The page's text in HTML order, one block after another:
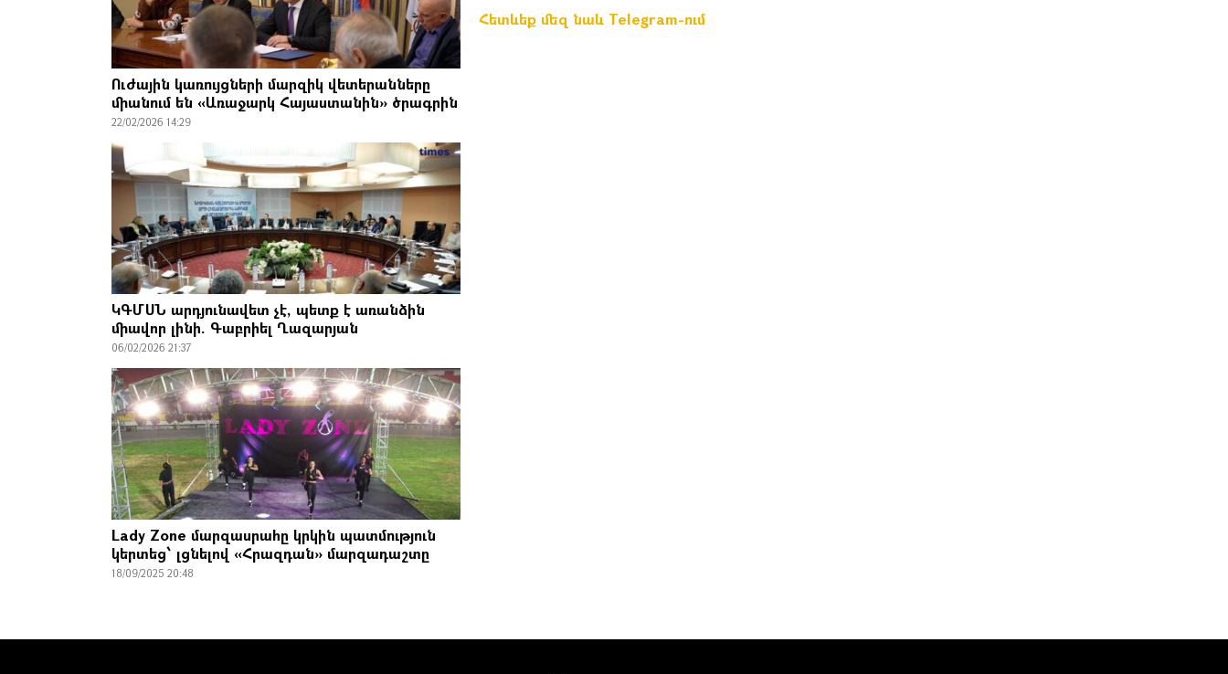
Ուժային կառույցների մարզիկ վետերանները
միանում են «Առաջարկ Հայաստանին» ծրագրին
22/02/2026 14:29
ԿԳՄՍՆ արդյունավետ չէ, պետք է առանձին
միավոր լինի. Գաբրիել Ղազարյան
06/02/2026 21:37
Lady Zone մարզասրահը կրկին պատմություն
կերտեց՝ լցնելով «Հրազդան» մարզադաշտը
18/09/2025 20:48
Հետևեք մեզ նաև Telegram-ում